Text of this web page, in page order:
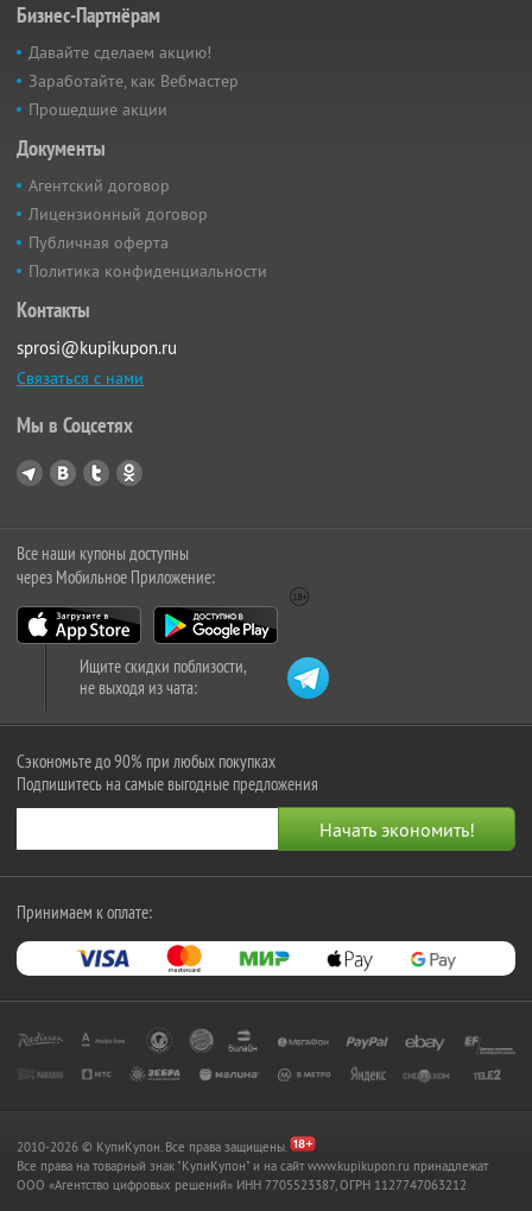
Бизнес-Партнёрам
Давайте сделаем акцию!
Заработайте, как Вебмастер
Прошедшие акции
Документы
Агентский договор
Лицензионный договор
Публичная оферта
Политика конфиденциальности
Контакты
sprosi@kupikupon.ru
Связаться с нами
Мы в Соцсетях
Все наши купоны доступны
через Мобильное Приложение:
Ищите скидки поблизости,
не выходя из чата:
Сэкономьте до 90% при любых покупках
Подпишитесь на самые выгодные предложения
Принимаем к оплате:
2010-2026 © КупиКупон. Все права защищены.
Все права на товарный знак "КупиКупон" и на сайт www.kupikupon.ru принадлежат
OOO «Агентство цифровых решений» ИНН 7705523387, ОГРН 1127747063212